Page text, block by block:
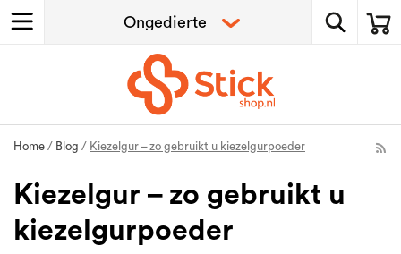
Home / Blog / Kiezelgur – zo gebruikt u kiezelgurpoeder
Kiezelgur – zo gebruikt u
kiezelgurpoeder